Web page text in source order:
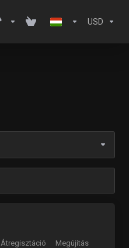
USD
Átregisztáció Megújítás